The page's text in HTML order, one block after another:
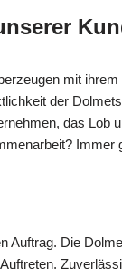
mit
der
das Lob
Immer
Auftrag. Die